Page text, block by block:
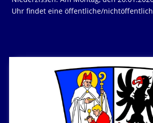
Uhr findet eine öffentliche/